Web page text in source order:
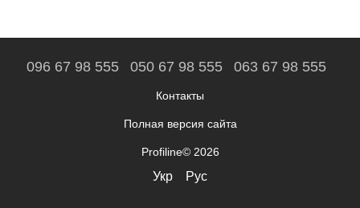
096 67 98 555 050 67 98 555 063 67 98 555
Контакты
Полная версия сайта
Profiline© 2026
Укр Рус